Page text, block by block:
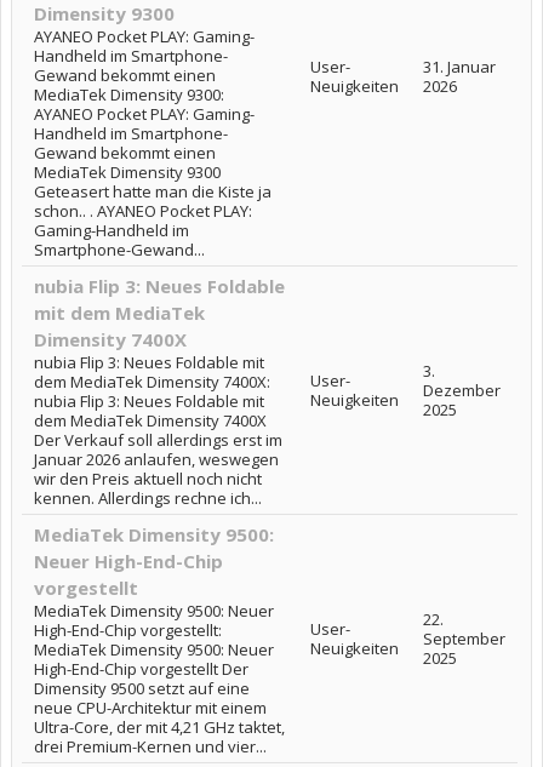
Dimensity 9300
AYANEO Pocket PLAY: Gaming-
Handheld im Smartphone-
Gewand bekommt einen
MediaTek Dimensity 9300:
AYANEO Pocket PLAY: Gaming-
Handheld im Smartphone-
Gewand bekommt einen
MediaTek Dimensity 9300
Geteasert hatte man die Kiste ja
schon.. . AYANEO Pocket PLAY:
Gaming-Handheld im
Smartphone-Gewand...
User-
Neuigkeiten
31. Januar
2026
nubia Flip 3: Neues Foldable
mit dem MediaTek
Dimensity 7400X
nubia Flip 3: Neues Foldable mit
dem MediaTek Dimensity 7400X:
nubia Flip 3: Neues Foldable mit
dem MediaTek Dimensity 7400X
Der Verkauf soll allerdings erst im
Januar 2026 anlaufen, weswegen
wir den Preis aktuell noch nicht
kennen. Allerdings rechne ich...
User-
Neuigkeiten
3.
Dezember
2025
MediaTek Dimensity 9500:
Neuer High-End-Chip
vorgestellt
MediaTek Dimensity 9500: Neuer
High-End-Chip vorgestellt:
MediaTek Dimensity 9500: Neuer
High-End-Chip vorgestellt Der
Dimensity 9500 setzt auf eine
neue CPU-Architektur mit einem
Ultra-Core, der mit 4,21 GHz taktet,
drei Premium-Kernen und vier...
User-
Neuigkeiten
22.
September
2025